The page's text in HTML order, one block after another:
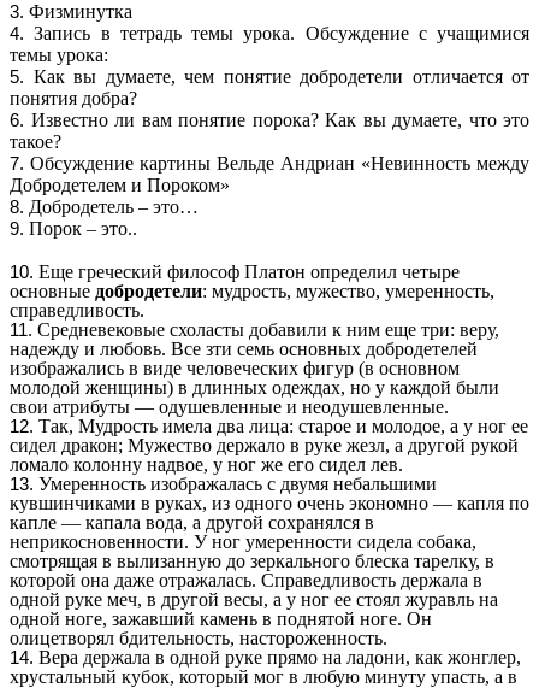
Физминутка
Запись в тетрадь темы урока. Обсуждение с учащимися
темы урока:
Как вы думаете, чем понятие добродетели отличается от
понятия добра?
Известно ли вам понятие порока? Как вы думаете, что это
такое?
Обсуждение картины Вельде Андриан «Невинность между
Добродетелем и Пороком»
Добродетель – это…
Порок – это..
Еще греческий философ Платон определил четыре
основные добродетели: мудрость, мужество, умеренность,
справедливость.
Средневековые схоласты добавили к ним еще три: веру,
надежду и любовь. Все зти семь основных добродетелей
изображались в виде человеческих фигур (в основном
молодой женщины) в длинных одеждах, но у каждой были
свои атрибуты — одушевленные и неодушевленные.
Так, Мудрость имела два лица: старое и молодое, а у ног ее
сидел дракон; Мужество держало в руке жезл, а другой рукой
ломало колонну надвое, у ног же его сидел лев.
Умеренность изображалась с двумя небальшими
кувшинчиками в руках, из одного очень экономно — капля по
капле — капала вода, а другой сохранялся в
неприкосновенности. У ног умеренности сидела собака,
смотрящая в вылизанную до зеркального блеска тарелку, в
которой она даже отражалась. Справедливость держала в
одной руке меч, в другой весы, а у ног ее стоял журавль на
одной ноге, зажавший камень в поднятой ноге. Он
олицетворял бдительность, настороженность.
Вера держала в одной руке прямо на ладони, как жонглер,
хрустальный кубок, который мог в любую минуту упасть, а в